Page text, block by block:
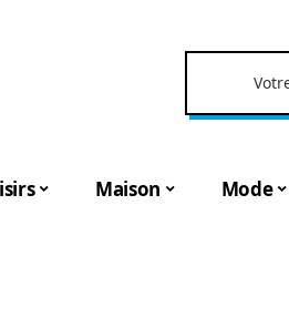
Maison Mode